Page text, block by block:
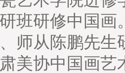
班研修中国
师从陈鹏先生
美协中国画艺